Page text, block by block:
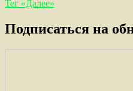
Тег «Далее»
Подписаться на